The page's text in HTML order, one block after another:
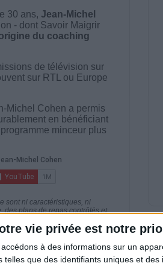
vie privée est notre
à des informations sur un
que des identifiants uniques et
30 ans, Jean-Michel
- dont Savoir Maigrir
du coaching
de télévision sur
sur RTL ou Europe
Michel Cohen a permis
en bénéficiant
minceur plus
sont ni caractéristiques, ni
des plans de repas contrôlés et
à long terme. Demandez
amincissant, un programme